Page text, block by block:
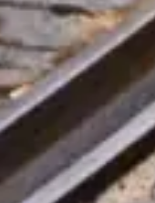
weltweit – von